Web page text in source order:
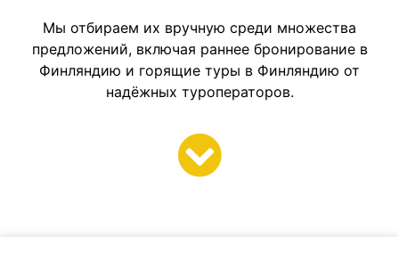
Мы отбираем их вручную среди множества
предложений, включая раннее бронирование в
Финляндию и горящие туры в Финляндию от
надёжных туроператоров.